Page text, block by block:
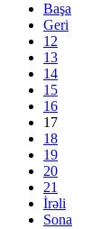
Başa
Geri
12
13
14
15
16
17
18
19
20
21
İrəli
Sona